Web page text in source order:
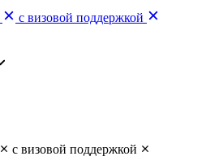
с визовой поддержкой
с визовой поддержкой